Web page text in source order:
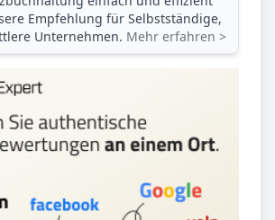
Empfehlung für Selbstständige,
Unternehmen. Mehr erfahren >